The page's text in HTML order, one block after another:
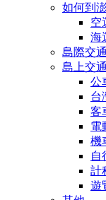
如何到
空
海
島際交通
島上交通
公
台
客
電
機
自
計
遊